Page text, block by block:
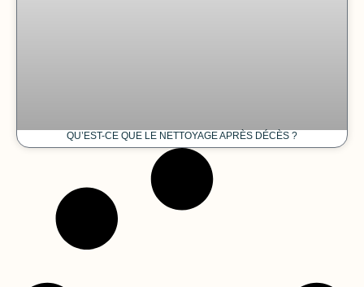
QU’EST-CE QUE LE NETTOYAGE APRÈS DÉCÈS ?